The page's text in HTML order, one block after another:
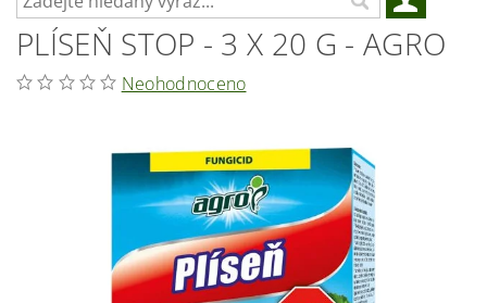
PLÍSEŇ STOP - 3 X 20 G - AGRO
Neohodnoceno